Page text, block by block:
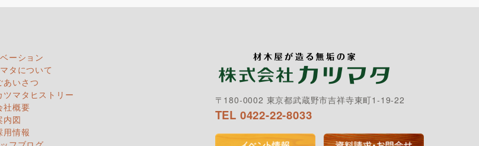
ーション
タについて
あいさつ
ツマタヒストリー
社概要
内図
用情報
〒180-0002 東京都武蔵野市吉祥寺東町1-19-22
TEL 0422-22-8033